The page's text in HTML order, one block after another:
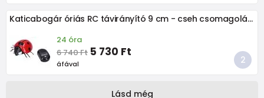
Katicabogár óriás RC távirányító 9 cm - cseh csomagolás, Wiky RC, W012526
24 óra
6 740 Ft 5 730 Ft
áfával
Lásd még